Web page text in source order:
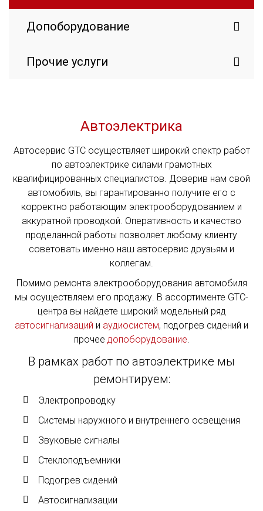
Допоборудование
Прочие услуги
Автоэлектрика
Автосервис GTC осуществляет широкий спектр работ
по автоэлектрике силами грамотных
квалифицированных специалистов. Доверив нам свой
автомобиль, вы гарантированно получите его с
корректно работающим электрооборудованием и
аккуратной проводкой. Оперативность и качество
проделанной работы позволяет любому клиенту
советовать именно наш автосервис друзьям и
коллегам.
Помимо ремонта электрооборудования автомобиля
мы осуществляем его продажу. В ассортименте GTC-
центра вы найдете широкий модельный ряд
автосигнализаций и аудиосистем, подогрев сидений и
прочее допоборудование.
В рамках работ по автоэлектрике мы
ремонтируем:
Электропроводку
Системы наружного и внутреннего освещения
Звуковые сигналы
Стеклоподъемники
Подогрев сидений
Автосигнализации